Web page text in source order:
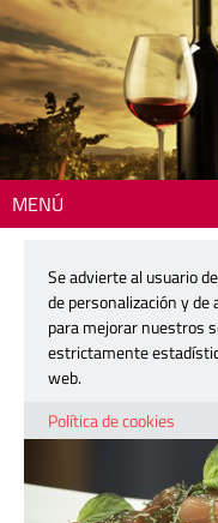
MENÚ
Sashimi de
26 febrero, 2015
Se advierte al usuario
de personalización y
para mejorar nuestros
estrictamente
web.
Política de cookies